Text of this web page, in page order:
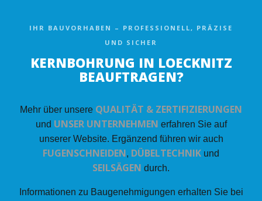
IHR BAUVORHABEN – PROFESSIONELL, PRÄZISE
UND SICHER
KERNBOHRUNG IN LOECKNITZ
BEAUFTRAGEN?
Mehr über unsere QUALITÄT & ZERTIFIZIERUNGEN
und UNSER UNTERNEHMEN erfahren Sie auf
unserer Website. Ergänzend führen wir auch
FUGENSCHNEIDEN, DÜBELTECHNIK und
SEILSÄGEN durch.
Informationen zu Baugenehmigungen erhalten Sie bei